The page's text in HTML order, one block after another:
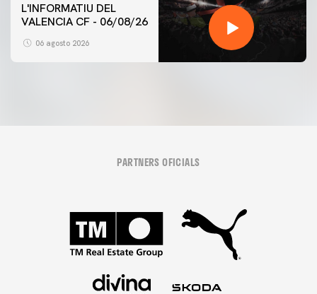
L'INFORMATIU DEL
VALENCIA CF - 06/08/26
06 agosto 2026
PARTNERS OFICIALS